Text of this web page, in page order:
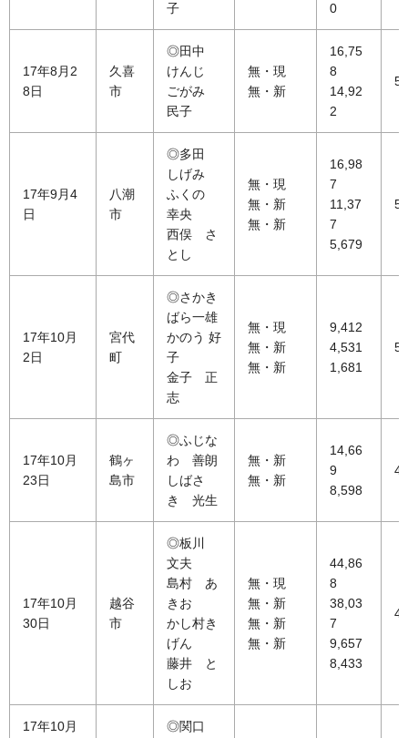
子
0
17年8月2
8日
久喜
市
◎田中
けんじ
ごがみ
民子
無・現
無・新
16,75
8
14,92
2
17年9月4
日
八潮
市
◎多田
しげみ
ふくの
幸央
西俣 さ
とし
無・現
無・新
無・新
16,98
7
11,37
7
5,679
17年10月
2日
宮代
町
◎さかき
ばら一雄
かのう 好
子
金子 正
志
無・現
無・新
無・新
9,412
4,531
1,681
17年10月
23日
鶴ヶ
島市
◎ふじな
わ 善朗
しばさ
き 光生
無・新
無・新
14,66
9
8,598
17年10月
30日
越谷
市
◎板川
文夫
島村 あ
きお
かし村き
げん
藤井 と
しお
無・現
無・新
無・新
無・新
44,86
8
38,03
7
9,657
8,433
17年10月
◎関口